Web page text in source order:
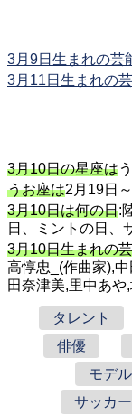
3月9日生まれの芸
3月11日生まれの
3月10日の星座は
うお座は2月19日
3月10日は何の日:
日、ミントの日、
3月10日生まれの
高惇忠_(作曲家),
田奈津美,里中あや
タレント
俳優
モデル
サッカ